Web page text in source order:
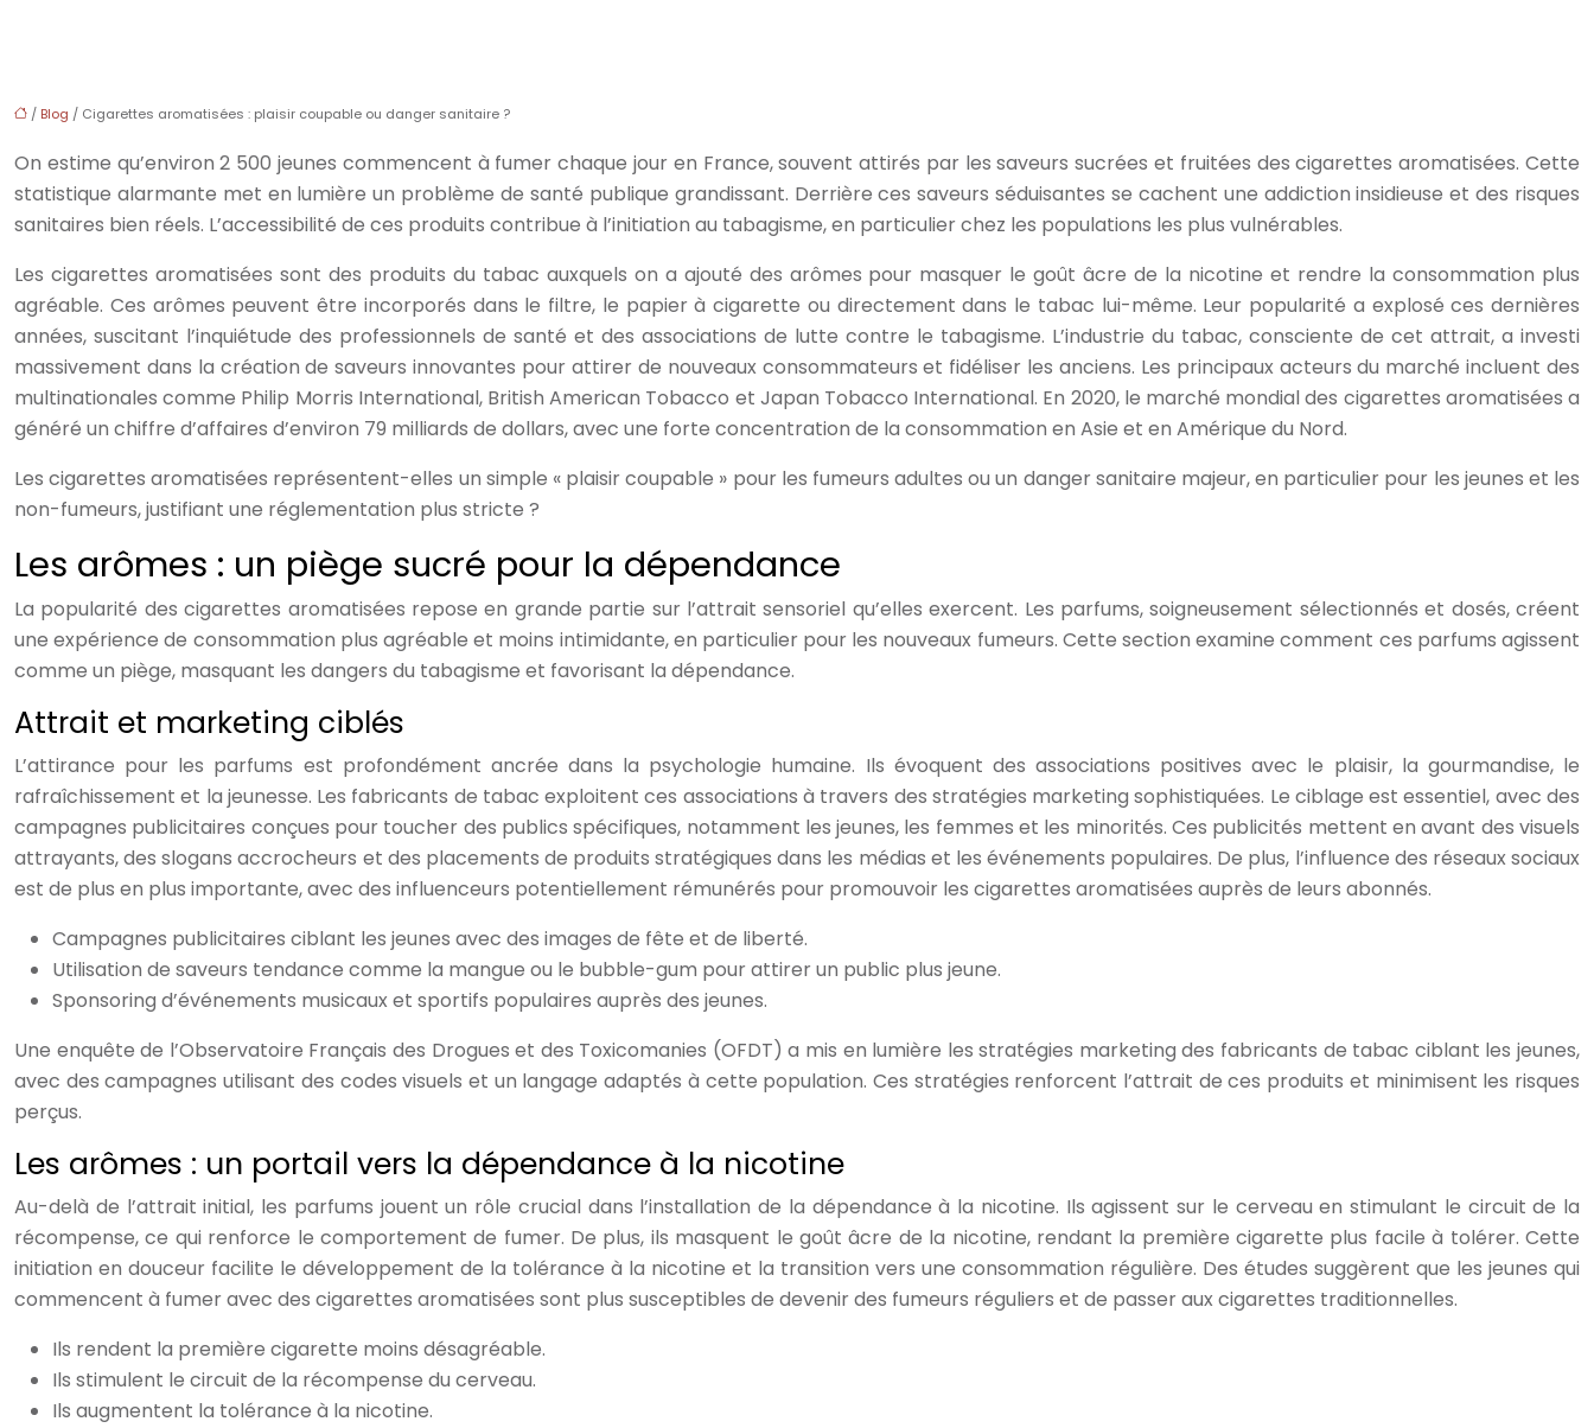
/ Blog / Cigarettes aromatisées : plaisir coupable ou danger sanitaire ?
On estime qu’environ 2 500 jeunes commencent à fumer chaque jour en France, souvent attirés par les saveurs sucrées et fruitées des cigarettes aromatisées. Cette
statistique alarmante met en lumière un problème de santé publique grandissant. Derrière ces saveurs séduisantes se cachent une addiction insidieuse et des risques
sanitaires bien réels. L’accessibilité de ces produits contribue à l’initiation au tabagisme, en particulier chez les populations les plus vulnérables.
Les cigarettes aromatisées sont des produits du tabac auxquels on a ajouté des arômes pour masquer le goût âcre de la nicotine et rendre la consommation plus
agréable. Ces arômes peuvent être incorporés dans le filtre, le papier à cigarette ou directement dans le tabac lui-même. Leur popularité a explosé ces dernières
années, suscitant l’inquiétude des professionnels de santé et des associations de lutte contre le tabagisme. L’industrie du tabac, consciente de cet attrait, a investi
massivement dans la création de saveurs innovantes pour attirer de nouveaux consommateurs et fidéliser les anciens. Les principaux acteurs du marché incluent des
multinationales comme Philip Morris International, British American Tobacco et Japan Tobacco International. En 2020, le marché mondial des cigarettes aromatisées a
généré un chiffre d’affaires d’environ 79 milliards de dollars, avec une forte concentration de la consommation en Asie et en Amérique du Nord.
Les cigarettes aromatisées représentent-elles un simple « plaisir coupable » pour les fumeurs adultes ou un danger sanitaire majeur, en particulier pour les jeunes et les
non-fumeurs, justifiant une réglementation plus stricte ?
Les arômes : un piège sucré pour la dépendance
La popularité des cigarettes aromatisées repose en grande partie sur l’attrait sensoriel qu’elles exercent. Les parfums, soigneusement sélectionnés et dosés, créent
une expérience de consommation plus agréable et moins intimidante, en particulier pour les nouveaux fumeurs. Cette section examine comment ces parfums agissent
comme un piège, masquant les dangers du tabagisme et favorisant la dépendance.
Attrait et marketing ciblés
L’attirance pour les parfums est profondément ancrée dans la psychologie humaine. Ils évoquent des associations positives avec le plaisir, la gourmandise, le
rafraîchissement et la jeunesse. Les fabricants de tabac exploitent ces associations à travers des stratégies marketing sophistiquées. Le ciblage est essentiel, avec des
campagnes publicitaires conçues pour toucher des publics spécifiques, notamment les jeunes, les femmes et les minorités. Ces publicités mettent en avant des visuels
attrayants, des slogans accrocheurs et des placements de produits stratégiques dans les médias et les événements populaires. De plus, l’influence des réseaux sociaux
est de plus en plus importante, avec des influenceurs potentiellement rémunérés pour promouvoir les cigarettes aromatisées auprès de leurs abonnés.
Campagnes publicitaires ciblant les jeunes avec des images de fête et de liberté.
Utilisation de saveurs tendance comme la mangue ou le bubble-gum pour attirer un public plus jeune.
Sponsoring d’événements musicaux et sportifs populaires auprès des jeunes.
Une enquête de l’Observatoire Français des Drogues et des Toxicomanies (OFDT) a mis en lumière les stratégies marketing des fabricants de tabac ciblant les jeunes,
avec des campagnes utilisant des codes visuels et un langage adaptés à cette population. Ces stratégies renforcent l’attrait de ces produits et minimisent les risques
perçus.
Les arômes : un portail vers la dépendance à la nicotine
Au-delà de l’attrait initial, les parfums jouent un rôle crucial dans l’installation de la dépendance à la nicotine. Ils agissent sur le cerveau en stimulant le circuit de la
récompense, ce qui renforce le comportement de fumer. De plus, ils masquent le goût âcre de la nicotine, rendant la première cigarette plus facile à tolérer. Cette
initiation en douceur facilite le développement de la tolérance à la nicotine et la transition vers une consommation régulière. Des études suggèrent que les jeunes qui
commencent à fumer avec des cigarettes aromatisées sont plus susceptibles de devenir des fumeurs réguliers et de passer aux cigarettes traditionnelles.
Ils rendent la première cigarette moins désagréable.
Ils stimulent le circuit de la récompense du cerveau.
Ils augmentent la tolérance à la nicotine.